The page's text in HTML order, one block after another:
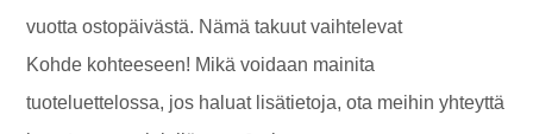
vuotta ostopäivästä. Nämä takuut vaihtelevat
Kohde kohteeseen! Mikä voidaan mainita
tuoteluettelossa, jos haluat lisätietoja, ota meihin yhteyttä